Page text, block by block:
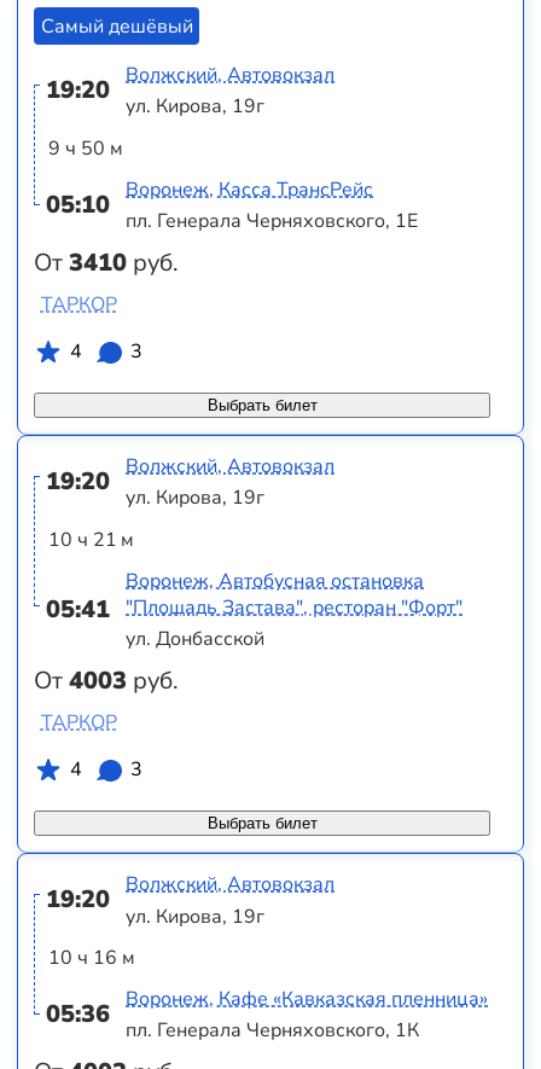
Самый дешёвый
19:20
9 ч 50 м
05:10
От3410 руб.
Волжский, Автовокзал
ул. Кирова, 19г
Воронеж, Касса ТрансРейс
пл. Генерала Черняховского, 1Е
Выбрать билет
ТАРКОР
4
3
19:20
10 ч 21 м
05:41
От4003 руб.
Волжский, Автовокзал
ул. Кирова, 19г
Воронеж, Автобусная остановка
"Площадь Застава", ресторан "Форт"
ул. Донбасской
Выбрать билет
ТАРКОР
4
3
19:20
10 ч 16 м
05:36
Волжский, Автовокзал
ул. Кирова, 19г
Воронеж, Кафе «Кавказская пленница»
пл. Генерала Черняховского, 1К